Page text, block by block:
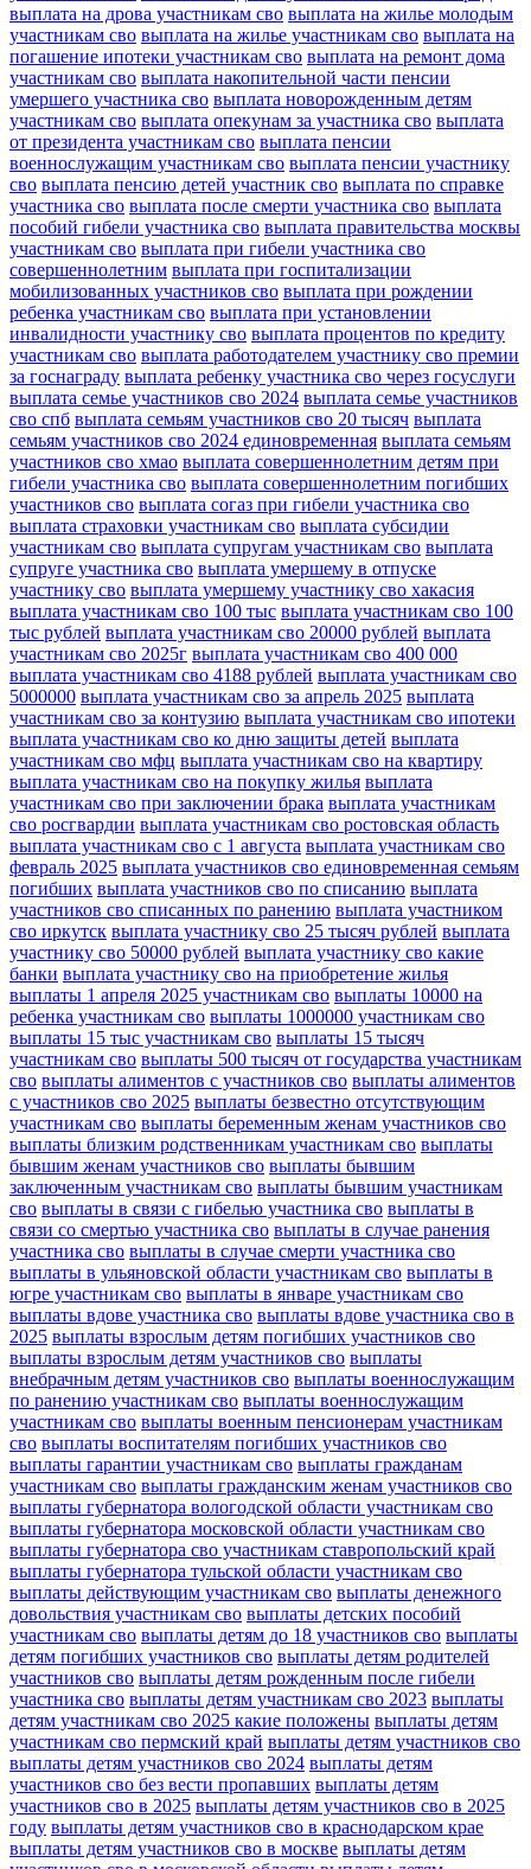
выплата на дрова участникам сво выплата на жилье молодым
участникам сво выплата на жилье участникам сво выплата на
погашение ипотеки участникам сво выплата на ремонт дома
участникам сво выплата накопительной части пенсии
умершего участника сво выплата новорожденным детям
участникам сво выплата опекунам за участника сво выплата
от президента участникам сво выплата пенсии
военнослужащим участникам сво выплата пенсии участнику
сво выплата пенсию детей участник сво выплата по справке
участника сво выплата после смерти участника сво выплата
пособий гибели участника сво выплата правительства москвы
участникам сво выплата при гибели участника сво
совершеннолетним выплата при госпитализации
мобилизованных участников сво выплата при рождении
ребенка участникам сво выплата при установлении
инвалидности участнику сво выплата процентов по кредиту
участникам сво выплата работодателем участнику сво премии
за госнаграду выплата ребенку участника сво через госуслуги
выплата семье участников сво 2024 выплата семье участников
сво спб выплата семьям участников сво 20 тысяч выплата
семьям участников сво 2024 единовременная выплата семьям
участников сво хмао выплата совершеннолетним детям при
гибели участника сво выплата совершеннолетним погибших
участников сво выплата согаз при гибели участника сво
выплата страховки участникам сво выплата субсидии
участникам сво выплата супругам участникам сво выплата
супруге участника сво выплата умершему в отпуске
участнику сво выплата умершему участнику сво хакасия
выплата участникам сво 100 тыс выплата участникам сво 100
тыс рублей выплата участникам сво 20000 рублей выплата
участникам сво 2025г выплата участникам сво 400 000
выплата участникам сво 4188 рублей выплата участникам сво
5000000 выплата участникам сво за апрель 2025 выплата
участникам сво за контузию выплата участникам сво ипотеки
выплата участникам сво ко дню защиты детей выплата
участникам сво мфц выплата участникам сво на квартиру
выплата участникам сво на покупку жилья выплата
участникам сво при заключении брака выплата участникам
сво росгвардии выплата участникам сво ростовская область
выплата участникам сво с 1 августа выплата участникам сво
февраль 2025 выплата участников сво единовременная семьям
погибших выплата участников сво по списанию выплата
участников сво списанных по ранению выплата участником
сво иркутск выплата участнику сво 25 тысяч рублей выплата
участнику сво 50000 рублей выплата участнику сво какие
банки выплата участнику сво на приобретение жилья
выплаты 1 апреля 2025 участникам сво выплаты 10000 на
ребенка участникам сво выплаты 1000000 участникам сво
выплаты 15 тыс участникам сво выплаты 15 тысяч
участникам сво выплаты 500 тысяч от государства участникам
сво выплаты алиментов с участников сво выплаты алиментов
с участников сво 2025 выплаты безвестно отсутствующим
участникам сво выплаты беременным женам участников сво
выплаты близким родственникам участникам сво выплаты
бывшим женам участников сво выплаты бывшим
заключенным участникам сво выплаты бывшим участникам
сво выплаты в связи с гибелью участника сво выплаты в
связи со смертью участника сво выплаты в случае ранения
участника сво выплаты в случае смерти участника сво
выплаты в ульяновской области участникам сво выплаты в
югре участникам сво выплаты в январе участникам сво
выплаты вдове участника сво выплаты вдове участника сво в
2025 выплаты взрослым детям погибших участников сво
выплаты взрослым детям участников сво выплаты
внебрачным детям участников сво выплаты военнослужащим
по ранению участникам сво выплаты военнослужащим
участникам сво выплаты военным пенсионерам участникам
сво выплаты воспитателям погибших участников сво
выплаты гарантии участникам сво выплаты гражданам
участникам сво выплаты гражданским женам участников сво
выплаты губернатора вологодской области участникам сво
выплаты губернатора московской области участникам сво
выплаты губернатора сво участникам ставропольский край
выплаты губернатора тульской области участникам сво
выплаты действующим участникам сво выплаты денежного
довольствия участникам сво выплаты детских пособий
участникам сво выплаты детям до 18 участников сво выплаты
детям погибших участников сво выплаты детям родителей
участников сво выплаты детям рожденным после гибели
участника сво выплаты детям участникам сво 2023 выплаты
детям участникам сво 2025 какие положены выплаты детям
участникам сво пермский край выплаты детям участников сво
выплаты детям участников сво 2024 выплаты детям
участников сво без вести пропавших выплаты детям
участников сво в 2025 выплаты детям участников сво в 2025
году выплаты детям участников сво в краснодарском крае
выплаты детям участников сво в москве выплаты детям